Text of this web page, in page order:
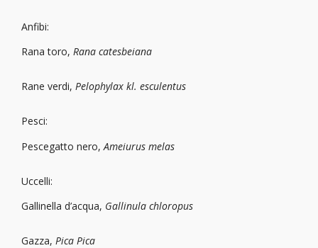
Anfibi:
Rana toro, Rana catesbeiana
Rane verdi, Pelophylax kl. esculentus
Pesci:
Pescegatto nero, Ameiurus melas
Uccelli:
Gallinella d’acqua, Gallinula chloropus
Gazza, Pica Pica